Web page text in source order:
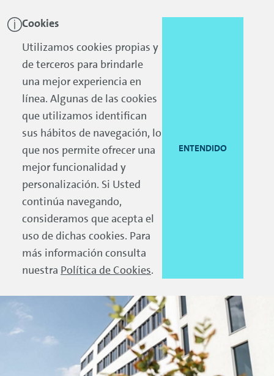
Cookies
Utilizamos cookies propias y
de terceros para brindarle
una mejor experiencia en
línea. Algunas de las cookies
que utilizamos identifican
sus hábitos de navegación, lo
que nos permite ofrecer una
mejor funcionalidad y
personalización. Si Usted
continúa navegando,
consideramos que acepta el
uso de dichas cookies. Para
más información consulta
nuestra Política de Cookies.
ENTENDIDO